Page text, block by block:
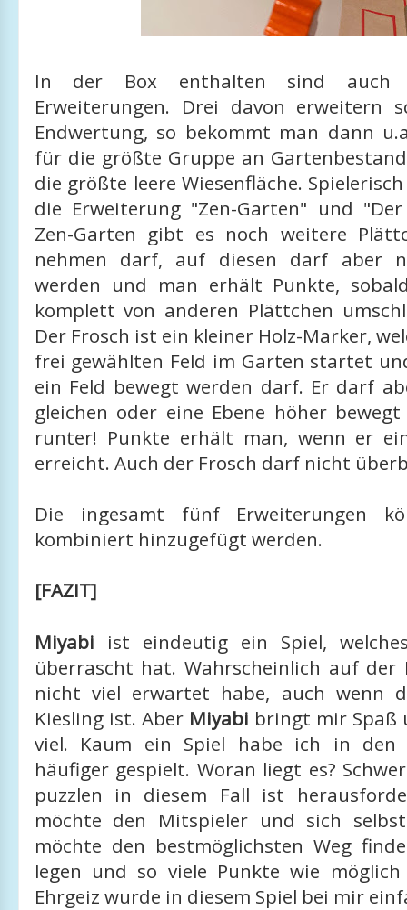
In der Box enthalten sind auch
Erweiterungen. Drei davon erweitern
Endwertung, so bekommt man dann
für die größte Gruppe an
die größte leere Wiesenfläche.
die Erweiterung "Zen-Garten" und
Zen-Garten gibt es noch weitere
nehmen darf, auf diesen darf aber
werden und man erhält Punkte,
komplett von anderen Plättchen
Der Frosch ist ein kleiner Holz-Marker,
frei gewählten Feld im Garten startet
ein Feld bewegt werden darf. Er darf
gleichen oder eine Ebene höher
runter! Punkte erhält man, wenn er
erreicht. Auch der Frosch darf nicht
Die ingesamt fünf Erweiterungen
kombiniert hinzugefügt werden.
[FAZIT]
Miyabi ist eindeutig ein Spiel,
überrascht hat. Wahrscheinlich auf der
nicht viel erwartet habe, auch wenn
Kiesling ist. Aber Miyabi bringt mir Spaß
viel. Kaum ein Spiel habe ich in den
häufiger gespielt. Woran liegt es?
puzzlen in diesem Fall ist
möchte den Mitspieler und sich
möchte den bestmöglichsten Weg
legen und so viele Punkte wie möglich
Ehrgeiz wurde in diesem Spiel bei mir